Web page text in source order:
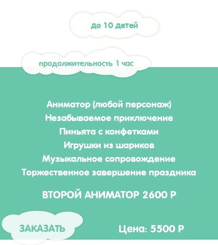
до 10 детей
продолжительность 1 час
Аниматор (любой персонаж)
Незабываемое приключение
Пиньята с конфетками
Игрушки из шариков
Музыкальное сопровождение
Торжественное завершение праздника
ВТОРОЙ АНИМАТОР 2600 Р
ЗАКАЗАТЬ Цена: 5500 Р